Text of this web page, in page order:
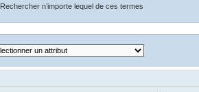
Rechercher n’importe lequel de ces termes